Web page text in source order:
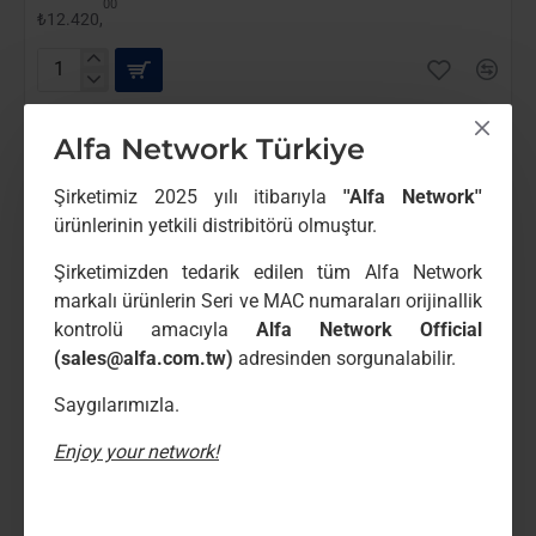
Alfa Network Türkiye
Şirketimiz 2025 yılı itibarıyla''Alfa Network''
ürünlerinin yetkili distribitörü olmuştur.
Şirketimizden tedarik edilen tüm Alfa Network
markalı ürünlerin Seri ve MAC numaraları orijinallik
kontrolü amacıyla Alfa Network Official
(sales@alfa.com.tw) adresinden sorgunalabilir.
Saygılarımızla.
Enjoy your network!
₺12.420,
00
Alfa
Usb
Adaptör